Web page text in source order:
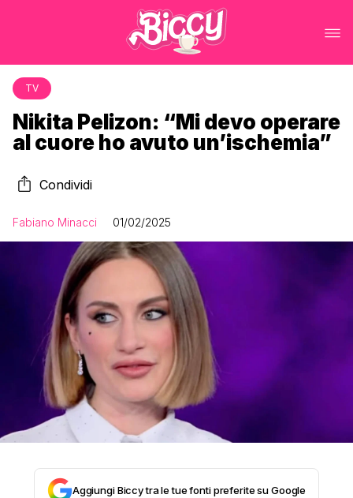
TV
Nikita Pelizon: “Mi devo operare
al cuore ho avuto un’ischemia”
Condividi
Fabiano Minacci 01/02/2025
Aggiungi Biccy tra le tue fonti preferite su Google